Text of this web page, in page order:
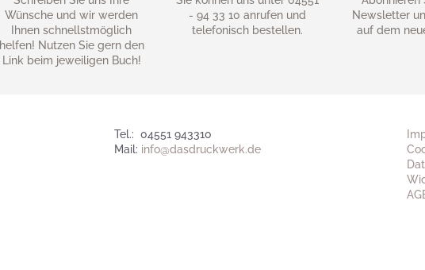
Wünsche und wir werden
Ihnen schnellstmöglich
helfen! Nutzen Sie gern den
Link beim jeweiligen Buch!
- 94 33 10 anrufen und
telefonisch bestellen.
Newsletter
auf dem
Tel.: 04551 943310
Mail: info@dasdruckwerk.de